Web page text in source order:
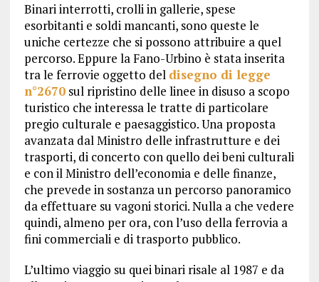
Binari interrotti, crolli in gallerie, spese
esorbitanti e soldi mancanti, sono queste le
uniche certezze che si possono attribuire a quel
percorso. Eppure la Fano-Urbino è stata inserita
tra le ferrovie oggetto del disegno di legge
n°2670sul ripristino delle linee in disuso a scopo
turistico che interessa le tratte di particolare
pregio culturale e paesaggistico. Una proposta
avanzata dal Ministro delle infrastrutture e dei
trasporti, di concerto con quello dei beni culturali
e con il Ministro dell’economia e delle finanze,
che prevede in sostanza un percorso panoramico
da effettuare su vagoni storici. Nulla a che vedere
quindi, almeno per ora, con l’uso della ferrovia a
fini commerciali e di trasporto pubblico.
L’ultimo viaggio su quei binari risale al 1987 e da